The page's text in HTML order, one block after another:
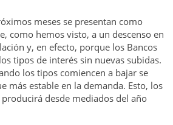
meses se presentan como
como hemos visto, a un descenso en
y, en efecto, porque los Bancos
tipos de interés sin nuevas subidas.
los tipos comiencen a bajar se
más estable en la demanda. Esto, los
desde mediados del año